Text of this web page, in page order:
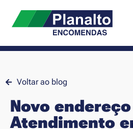
Voltar ao blog
Novo
Atendimento